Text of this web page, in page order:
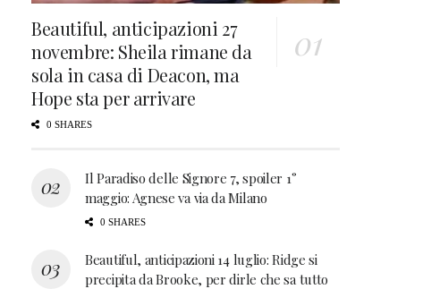
Beautiful, anticipazioni 27
novembre: Sheila rimane da
sola in casa di Deacon, ma
Hope sta per arrivare
0 SHARES
Il Paradiso delle Signore 7, spoiler 1°
maggio: Agnese va via da Milano
0 SHARES
Beautiful, anticipazioni 14 luglio: Ridge si
precipita da Brooke, per dirle che sa tutto